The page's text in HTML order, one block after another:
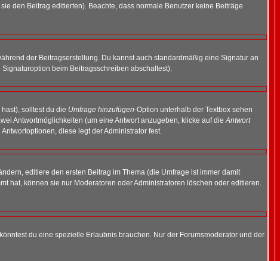
den Beitrag editierten). Beachte, dass normale Benutzer keine Beiträge
der Beitragserstellung. Du kannst auch standardmäßig eine Signatur an
beim Beitragsschreiben abschaltest).
solltest du die Umfrage hinzufügen-Option unterhalb der Textbox sehen
Antwortmöglichkeiten (um eine Antwort anzugeben, klicke auf dieAntwort
diese legt der Administrator fest.
editiere den ersten Beitrag im Thema (die Umfrage ist immer damit
hat, können sie nur Moderatoren oder Administratoren löschen oder editieren.
du eine spezielle Erlaubnis brauchen. Nur der Forumsmoderator und der